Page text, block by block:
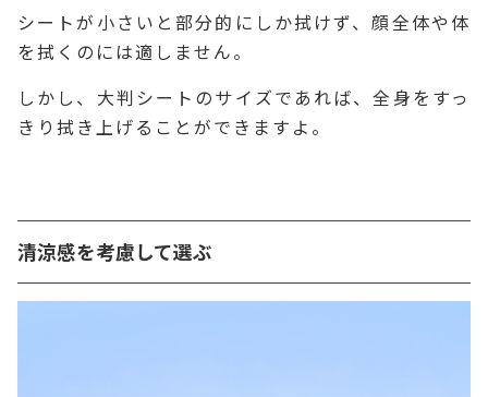
シートが小さいと部分的にしか拭けず、顔全体や体
を拭くのには適しません。
しかし、大判シートのサイズであれば、全身をすっ
きり拭き上げることができますよ。
清涼感を考慮して選ぶ